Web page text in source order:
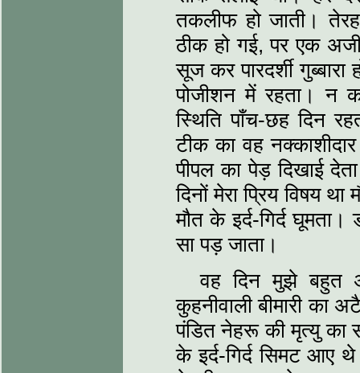
तकलीफ हो जाती।
ठीक हो गई, पर एक
सूज कर पारदर्शी
पोजीशन में रहता। न
स्थिति पाँच-छह दिन
टीक का वह
पीपल का पेड़ दिखाई
दिनों मेरा प्रिय विषय
मौत के इर्द-गिर्द
सा पड़ जाता।
वह दिन मुझे बहुत
कुहनीवाली बीमारी
पंडित नेहरू की मृत्यु का
के इर्द-गिर्द सिमट आए